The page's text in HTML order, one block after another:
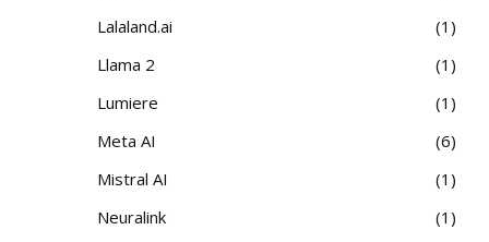
Lalaland.ai
1
Llama 2
1
Lumiere
1
Meta AI
6
Mistral AI
1
Neuralink
1